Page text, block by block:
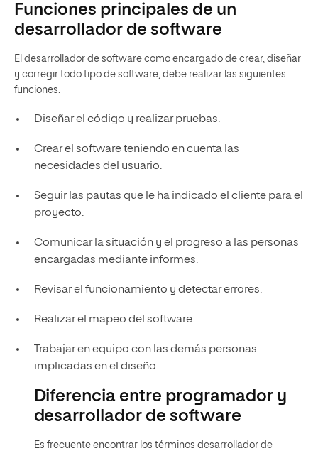
Funciones principales de un
desarrollador de software
El desarrollador de software como encargado de crear, diseñar
y corregir todo tipo de software, debe realizar las siguientes
funciones:
Diseñar el código y realizar pruebas.
Crear el software teniendo en cuenta las
necesidades del usuario.
Seguir las pautas que le ha indicado el cliente para el
proyecto.
Comunicar la situación y el progreso a las personas
encargadas mediante informes.
Revisar el funcionamiento y detectar errores.
Realizar el mapeo del software.
Trabajar en equipo con las demás personas
implicadas en el diseño.
Diferencia entre programador y
desarrollador de software
Es frecuente encontrar los términos desarrollador de